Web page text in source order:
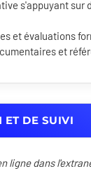
s'appuyant sur
et évaluations
et
ET DE SUIVI
ligne dans